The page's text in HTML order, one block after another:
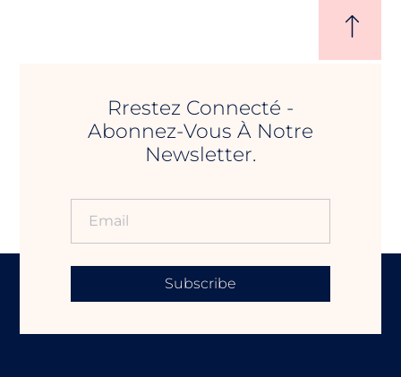
Rrestez Connecté -
Abonnez-Vous À Notre
Newsletter.
Subscribe